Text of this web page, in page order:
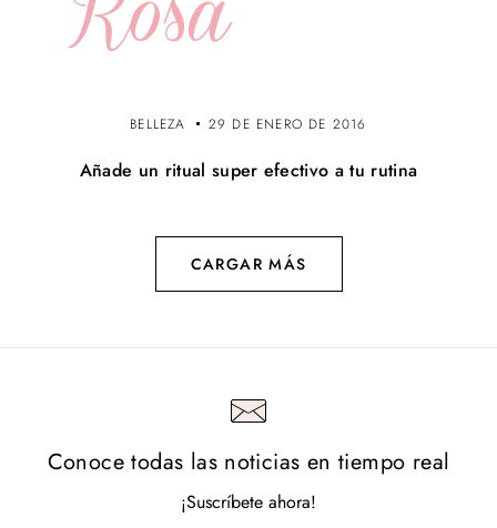
BELLEZA 29 DE ENERO DE 2016
Añade un ritual super efectivo a tu rutina
CARGAR MÁS
Conoce todas las noticias en tiempo real
¡Suscríbete ahora!